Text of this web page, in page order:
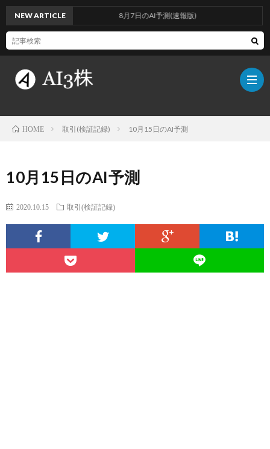
グ
NEW ARTICLE 8月7日のAI予測(速報版)
HOME 取引(検証記録) 10月15日のAI予測
10月15日のAI予測
2020.10.15 取引(検証記録)